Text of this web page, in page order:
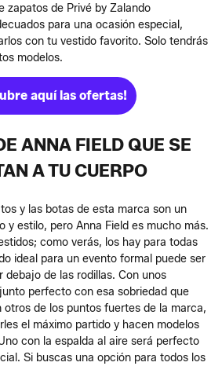
zapatos de Privé by Zalando
para una ocasión especial,
con tu vestido favorito. Solo tendrás
modelos.
aquí las ofertas!
ANNA FIELD QUE SE
A TU CUERPO
y las botas de esta marca son un
y estilo, pero Anna Field es mucho más.
como verás, los hay para todas
ideal para un evento formal puede ser
de las rodillas. Con unos
perfecto con esa sobriedad que
otros de los puntos fuertes de la marca,
el máximo partido y hacen modelos
con la espalda al aire será perfecto
Si buscas una opción para todos los